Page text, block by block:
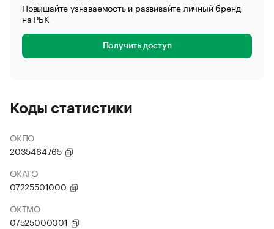
Повышайте узнаваемость и развивайте личный бренд
на РБК
Получить доступ
Коды статистики
ОКПО
2035464765
ОКАТО
07225501000
ОКТМО
07525000001